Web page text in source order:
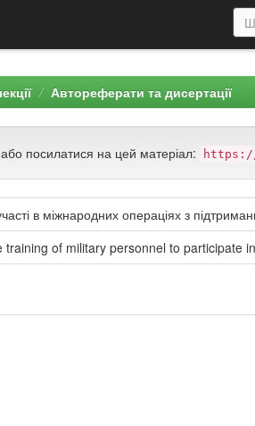
Автореферати та дисертації
посилатися на цей матеріал: https://
в міжнародних операціях з
of military personnel to participate